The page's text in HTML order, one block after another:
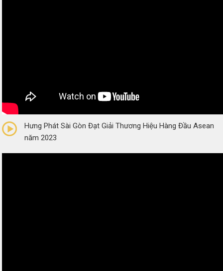
(0 Reviews)
Hưng Phát Sài Gòn Đạt Giải Thương Hiệu Hàng Đầu Asean
năm 2023